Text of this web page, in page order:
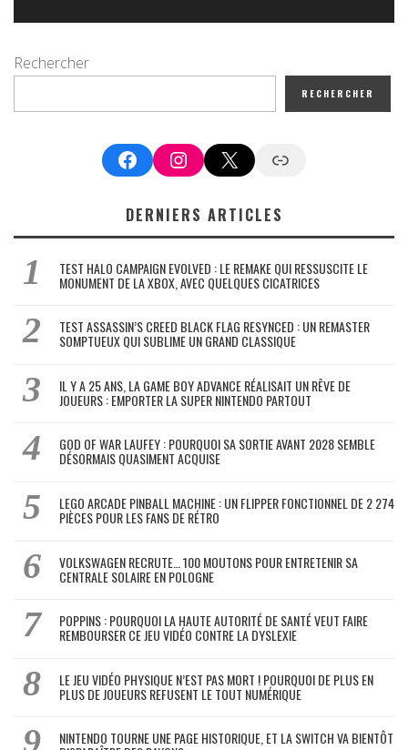
Rechercher
RECHERCHER
FacebookInstagram
X Google News
DERNIERS ARTICLES
TEST HALO CAMPAIGN EVOLVED : LE REMAKE QUI RESSUSCITE LE
MONUMENT DE LA XBOX, AVEC QUELQUES CICATRICES
TEST ASSASSIN’S CREED BLACK FLAG RESYNCED : UN REMASTER
SOMPTUEUX QUI SUBLIME UN GRAND CLASSIQUE
IL Y A 25 ANS, LA GAME BOY ADVANCE RÉALISAIT UN RÊVE DE
JOUEURS : EMPORTER LA SUPER NINTENDO PARTOUT
GOD OF WAR LAUFEY : POURQUOI SA SORTIE AVANT 2028 SEMBLE
DÉSORMAIS QUASIMENT ACQUISE
LEGO ARCADE PINBALL MACHINE : UN FLIPPER FONCTIONNEL DE 2 274
PIÈCES POUR LES FANS DE RÉTRO
VOLKSWAGEN RECRUTE… 100 MOUTONS POUR ENTRETENIR SA
CENTRALE SOLAIRE EN POLOGNE
POPPINS : POURQUOI LA HAUTE AUTORITÉ DE SANTÉ VEUT FAIRE
REMBOURSER CE JEU VIDÉO CONTRE LA DYSLEXIE
LE JEU VIDÉO PHYSIQUE N’EST PAS MORT ! POURQUOI DE PLUS EN
PLUS DE JOUEURS REFUSENT LE TOUT NUMÉRIQUE
NINTENDO TOURNE UNE PAGE HISTORIQUE, ET LA SWITCH VA BIENTÔT